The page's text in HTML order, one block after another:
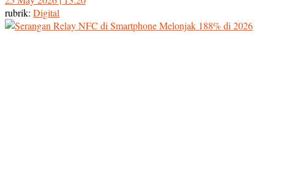
rubrik: Digital